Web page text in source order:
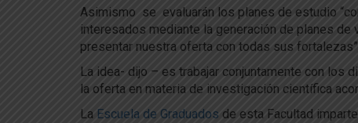
Asimismo se evaluarán los planes de estudio
interesados mediante la generación de planes
presentar nuestra oferta con todas sus
La idea- dijo – es trabajar conjuntamente con los
la oferta en materia de investigación científica
La Escuela de Graduados de esta Facultad